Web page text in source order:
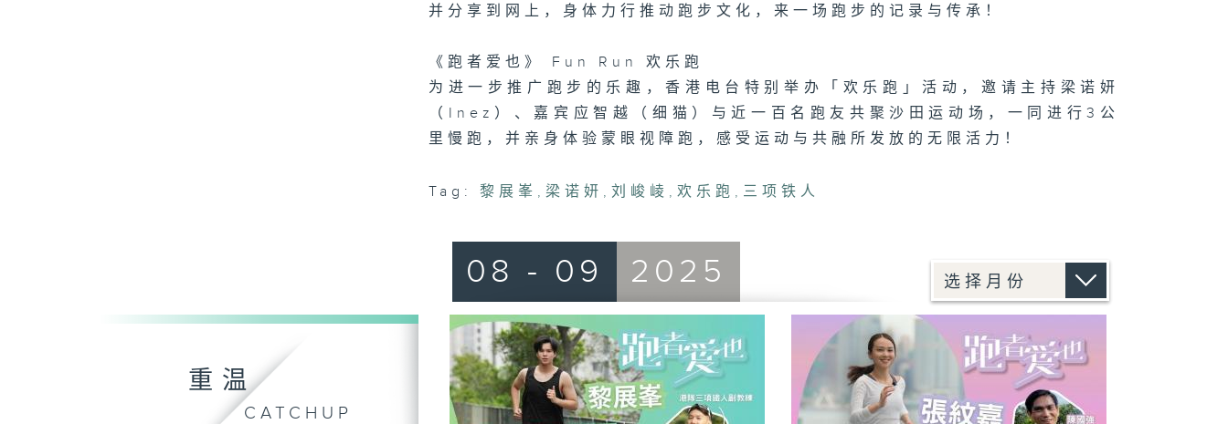
并分享到网上，身体力行推动跑步文化，来一场跑步的记录与传承！
《跑者爱也》 Fun Run 欢乐跑
为进一步推广跑步的乐趣，香港电台特别举办「欢乐跑」活动，邀请主持梁诺妍
（Inez）、嘉宾应智越（细猫）与近一百名跑友共聚沙田运动场，一同进行3公
里慢跑，并亲身体验蒙眼视障跑，感受运动与共融所发放的无限活力！
Tag: 黎展峯 , 梁诺妍 , 刘峻崚 , 欢乐跑 , 三项铁人
重温
CATCHUP
08 - 09 2025